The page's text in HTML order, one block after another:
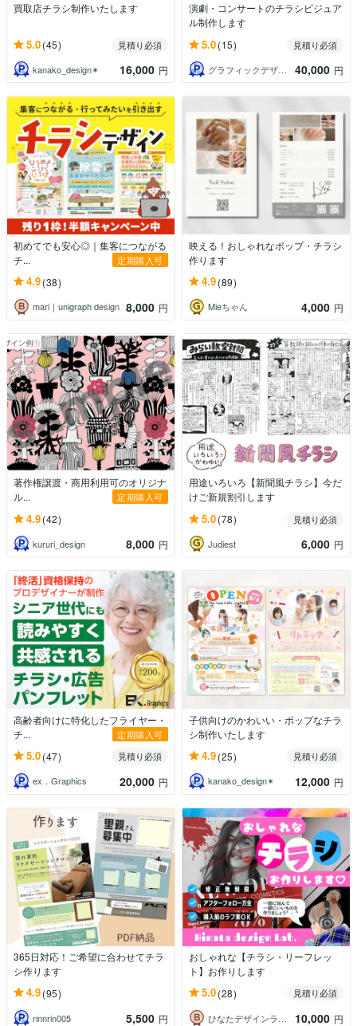
買取店チラシ制作いたします
5.0(45)
見積り必須
kanako_design✴︎
16,000 円
演劇・コンサートのチラシビジュア
ル制作します
5.0(15)
見積り必須
グラフィックデザイナー コウノ
40,000 円
初めてでも安心◎｜集客につながる
チ...
定期購入可
4.9(38)
mari｜unigraph design 8,000 円
映える！おしゃれなポップ・チラシ
作ります
4.9(89)
Mieちゃん 4,000 円
著作権譲渡・商用利用可のオリジナ
ル...
定期購入可
4.9(42)
kururi_design 8,000 円
用途いろいろ【新聞風チラシ】今だ
けご新規割引します
5.0(78)
見積り必須
Judiest
6,000 円
高齢者向けに特化したフライヤー・
チ...
定期購入可
5.0(47)
見積り必須
ex．Graphics
20,000 円
子供向けのかわいい・ポップなチラ
シ制作いたします
4.9(25)
見積り必須
kanako_design✴︎
12,000 円
365日対応！ご希望に合わせてチラ
シ作ります
4.9(95)
rinnrin005 5,500 円
おしゃれな【チラシ・リーフレッ
ト】お作りします
5.0(28)
見積り必須
ひなたデザインラボ（初心者歓迎）
10,000 円